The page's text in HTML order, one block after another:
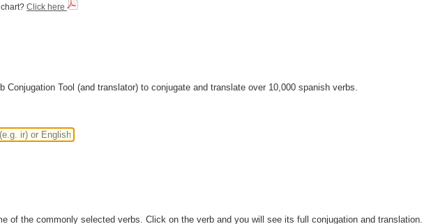
Click here
Conjugation Tool (and translator) to conjugate and translate over 10,000 spanish verbs.
of the commonly selected verbs. Click on the verb and you will see its full conjugation and translation.